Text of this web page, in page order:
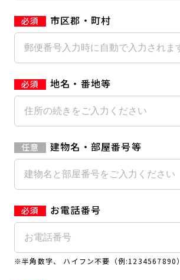
市区郡・町村
地名・番地等
建物名・部屋番号等
お電話番号
※半角数字、 ハイフン不要（例:1234567890）